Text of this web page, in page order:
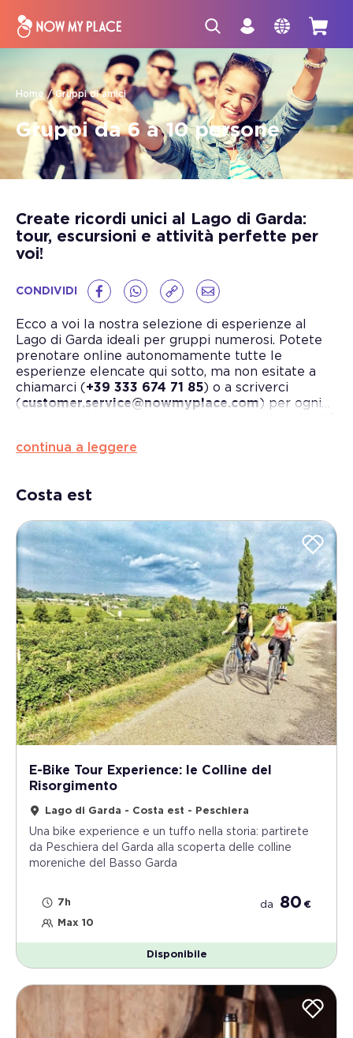
Home Gruppi di amici
Gruppi da 6 a 10 persone
Create ricordi unici al Lago di Garda:
tour, escursioni e attività perfette per
voi!
CONDIVIDI
Ecco a voi la nostra selezione di esperienze al
Lago di Garda ideali per gruppi numerosi. Potete
prenotare online autonomamente tutte le
esperienze elencate qui sotto, ma non esitate a
chiamarci (+39 333 674 71 85) o a scriverci
(customer.service@nowmyplace.com) per ogni
barca.
continua a leggere
Costa est
E-Bike Tour Experience: le Colline del
Risorgimento
Lago di Garda - Costa est - Peschiera
Una bike experience e un tuffo nella storia: partirete
da Peschiera del Garda alla scoperta delle colline
moreniche del Basso Garda
7h
Max 10
da 80 €
Disponibile